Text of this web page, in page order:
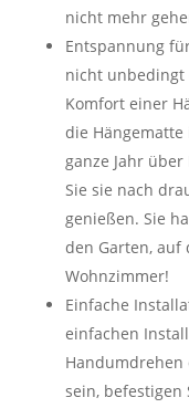
nicht mehr
Entspannung
nicht unbedingt
Komfort einer
die Hängematte
ganze Jahr
Sie sie nach
genießen. Sie
den Garten, auf
Wohnzimmer!
Einfache
einfachen
Handumdrehen
sein, befestigen